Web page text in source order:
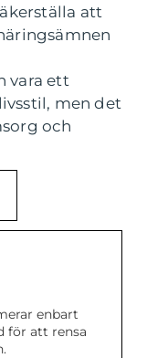
att
vara ett
men det
och
enbart
för att rensa